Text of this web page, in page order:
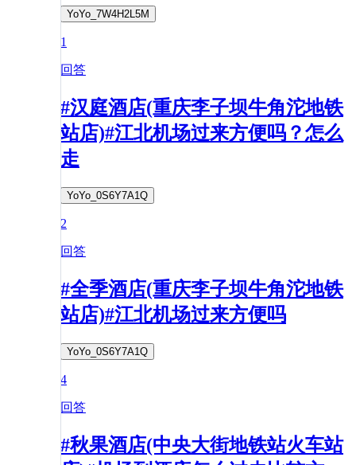
YoYo_7W4H2L5M
1
回答
#汉庭酒店(重庆李子坝牛角沱地铁
站店)#江北机场过来方便吗？怎么
走
YoYo_0S6Y7A1Q
2
回答
#全季酒店(重庆李子坝牛角沱地铁
站店)#江北机场过来方便吗
YoYo_0S6Y7A1Q
4
回答
#秋果酒店(中央大街地铁站火车站